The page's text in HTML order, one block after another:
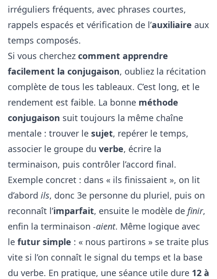
irréguliers fréquents, avec phrases courtes,
rappels espacés et vérification de l’auxiliaire aux
temps composés.
Si vous cherchez comment apprendre
facilement la conjugaison, oubliez la récitation
complète de tous les tableaux. C’est long, et le
rendement est faible. La bonne méthode
conjugaison suit toujours la même chaîne
mentale : trouver le sujet, repérer le temps,
associer le groupe du verbe, écrire la
terminaison, puis contrôler l’accord final.
Exemple concret : dans « ils finissaient », on lit
d’abord ils, donc 3e personne du pluriel, puis on
reconnaît l’imparfait, ensuite le modèle de finir,
enfin la terminaison -aient. Même logique avec
le futur simple : « nous partirons » se traite plus
vite si l’on connaît le signal du temps et la base
du verbe. En pratique, une séance utile dure 12 à